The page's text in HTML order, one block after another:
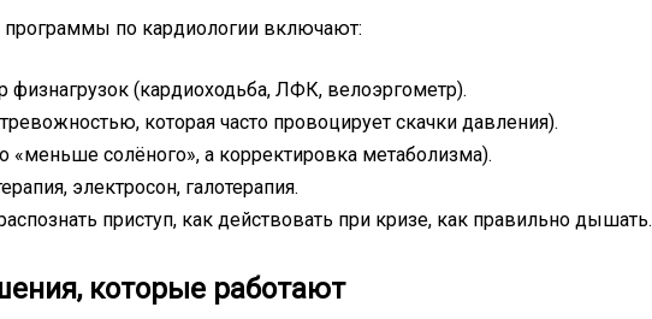
по кардиологии включают:
(кардиоходьба, ЛФК, велоэргометр).
которая часто провоцирует скачки давления).
«меньше солёного», а корректировка метаболизма).
электросон, галотерапия.
приступ, как действовать при кризе, как правильно дышать.
которые работают